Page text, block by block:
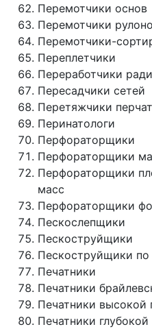
Перемотчики основ
Перемотчики
Перемотчики-
Переплетчики
Переработчики
Пересадчики сетей
Перетяжчики
Перинатологи
Перфораторщики
Перфораторщики
Перфораторщики
масс
Перфораторщики
Пескослепщики
Пескоструйщики
Пескоструйщики по
Печатники
Печатники
Печатники высокой
Печатники глубокой